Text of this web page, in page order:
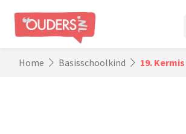
Home Basisschoolkind 19.